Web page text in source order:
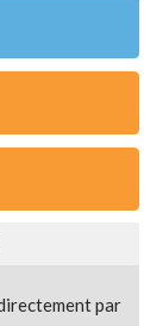
par